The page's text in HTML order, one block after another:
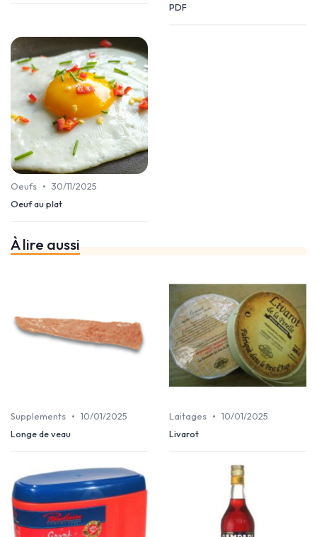
PDF
Oeufs • 30/11/2025
Oeuf au plat
À lire aussi
Supplements • 10/01/2025
Longe de veau
Laitages • 10/01/2025
Livarot